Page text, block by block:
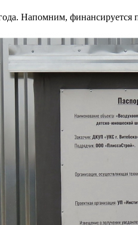
Напомним, финансируется